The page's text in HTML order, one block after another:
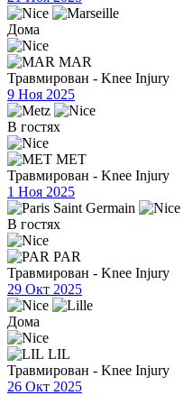
Дома
MAR
Травмирован - Knee Injury
9 Ноя 2025
В гостях
MET
Травмирован - Knee Injury
1 Ноя 2025
В гостях
PAR
Травмирован - Knee Injury
29 Окт 2025
Дома
LIL
Травмирован - Knee Injury
26 Окт 2025